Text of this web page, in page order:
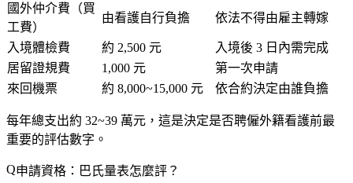
國外仲介費（買
工費）
由看護自行負擔 依法不得由雇主轉嫁
入境體檢費 約 2,500 元
入境後 3 日內需完成
居留證規費
1,000 元
第一次申請
來回機票
約 8,000~15,000 元 依合約決定由誰負擔
每年總支出約 32~39 萬元 ，這是決定是否聘僱外籍看護前最
重要的評估數字。
申請資格：巴氏量表怎麼評？